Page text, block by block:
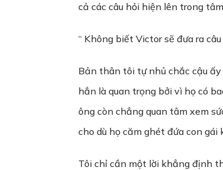
cả các câu hỏi hiện lên trong
“ Không biết Victor sẽ đưa ra
Bản thân tôi tự nhủ chắc cậu
hẳn là quan trọng bởi vì họ có
ông còn chẳng quan tâm xem
cho dù họ căm ghét đứa con
Tôi chỉ cần một lời khẳng định